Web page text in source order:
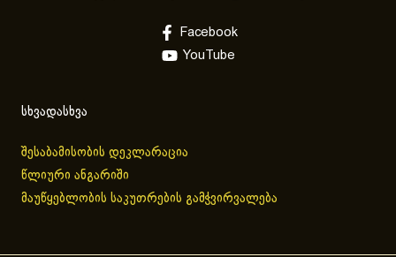
Facebook
YouTube
სხვადასხვა
შესაბამისობის დეკლარაცია
წლიური ანგარიში
მაუწყებლობის საკუთრების გამჭვირვალება